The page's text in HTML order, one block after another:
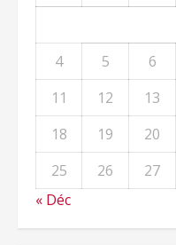
4
5 6
11
12 13
18
19 20
25
26 27
« Déc